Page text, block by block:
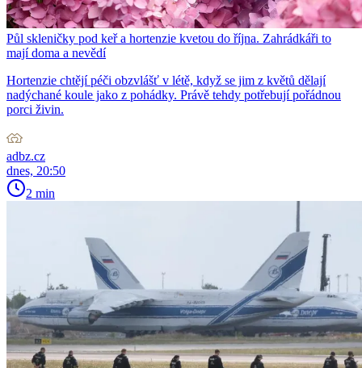
Půl skleničky pod keř a hortenzie kvetou do října. Zahrádkáři to
mají doma a nevědí
Hortenzie chtějí péči obzvlášť v létě, když se jim z květů dělají
nadýchané koule jako z pohádky. Právě tehdy potřebují pořádnou
porci živin.
adbz.cz
dnes, 20:50
2 min